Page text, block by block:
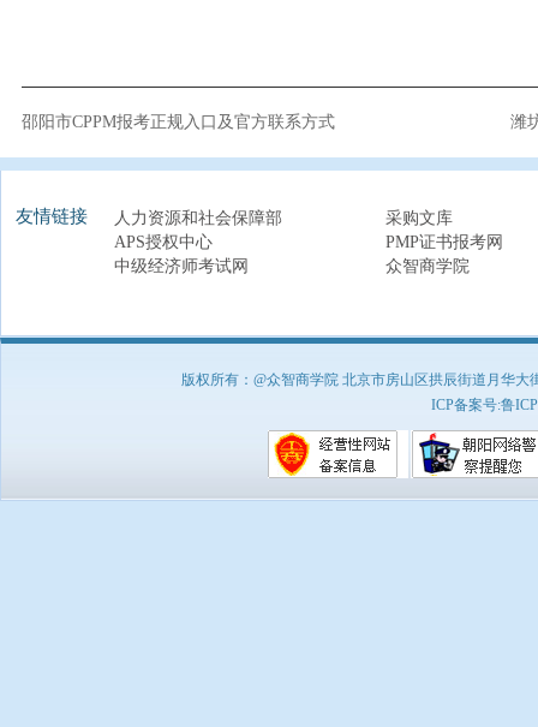
邵阳市CPPM报考正规入口及官方联系方式 潍
友情链接 人力资源和社会保障部
采购文库
APS授权中心
PMP证书报考网
中级经济师考试网
众智商学院
版权所有：@众智商学院 北京市房山区拱辰街道月华
ICP备案号:鲁